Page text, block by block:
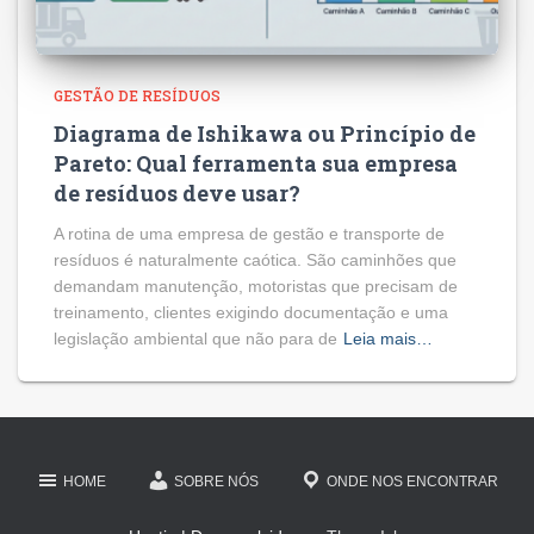
GESTÃO DE RESÍDUOS
Diagrama de Ishikawa ou Princípio de
Pareto: Qual ferramenta sua empresa
de resíduos deve usar?
A rotina de uma empresa de gestão e transporte de
resíduos é naturalmente caótica. São caminhões que
demandam manutenção, motoristas que precisam de
treinamento, clientes exigindo documentação e uma
legislação ambiental que não para de Leia mais…
HOME SOBRE NÓS ONDE NOS ENCONTRAR